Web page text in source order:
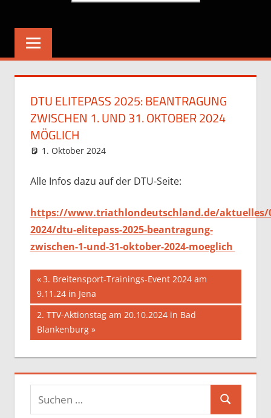
DTU ELITEPASS 2025: BEANTRAGUNG
ZWISCHEN 1. UND 31. OKTOBER 2024
MÖGLICH
1. Oktober 2024
Alle Infos dazu auf der DTU-Seite:
https://www.triathlondeutschland.de/aktuelles/
2024/dtu-elitepass-2025-beantragung-
zwischen-1-und-31-oktober-2024-moeglich
Beitragsnavigation
Vorheriger
Beitrag:
3. Breitensport-Trainings-Event 2024 am
9.11.24 in Jena
Nächster
Beitrag:
2. TTV-Aktionstag am 20.10.2024 in Bad
Blankenburg
Suchen
nach:
Suchen